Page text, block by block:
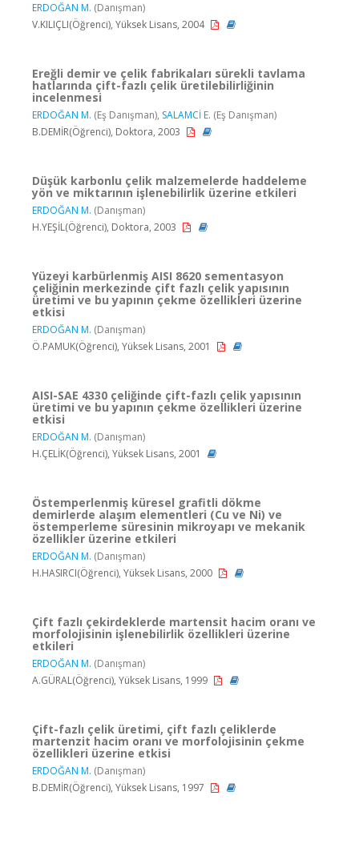
ERDOĞAN M. (Danışman)
V.KILIÇLI(Öğrenci), Yüksek Lisans, 2004
Ereğli demir ve çelik fabrikaları sürekli tavlama
hatlarında çift-fazlı çelik üretilebilirliğinin
incelenmesi
ERDOĞAN M. (Eş Danışman), SALAMCİ E. (Eş Danışman)
B.DEMİR(Öğrenci), Doktora, 2003
Düşük karbonlu çelik malzemelerde haddeleme
yön ve miktarının işlenebilirlik üzerine etkileri
ERDOĞAN M. (Danışman)
H.YEŞİL(Öğrenci), Doktora, 2003
Yüzeyi karbürlenmiş AISI 8620 sementasyon
çeliğinin merkezinde çift fazlı çelik yapısının
üretimi ve bu yapının çekme özellikleri üzerine
etkisi
ERDOĞAN M. (Danışman)
Ö.PAMUK(Öğrenci), Yüksek Lisans, 2001
AISI-SAE 4330 çeliğinde çift-fazlı çelik yapısının
üretimi ve bu yapının çekme özellikleri üzerine
etkisi
ERDOĞAN M. (Danışman)
H.ÇELİK(Öğrenci), Yüksek Lisans, 2001
Östemperlenmiş küresel grafitli dökme
demirlerde alaşım elementleri (Cu ve Ni) ve
östemperleme süresinin mikroyapı ve mekanik
özellikler üzerine etkileri
ERDOĞAN M. (Danışman)
H.HASIRCI(Öğrenci), Yüksek Lisans, 2000
Çift fazlı çekirdeklerde martensit hacim oranı ve
morfolojisinin işlenebilirlik özellikleri üzerine
etkileri
ERDOĞAN M. (Danışman)
A.GÜRAL(Öğrenci), Yüksek Lisans, 1999
Çift-fazlı çelik üretimi, çift fazlı çeliklerde
martenzit hacim oranı ve morfolojisinin çekme
özellikleri üzerine etkisi
ERDOĞAN M. (Danışman)
B.DEMİR(Öğrenci), Yüksek Lisans, 1997